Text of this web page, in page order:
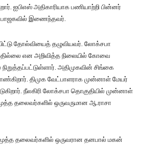
ஐபிஎஸ் அதிகாரியாக பணியாற்றி பின்னர்
பாஜகவில் இணைந்தவர்.
தோல்வியைத் தழுவியவர். லோக்சபா
என அறிவித்த நிலையில் கோவை
அதிமுகவின் சிங்கை
திமுக வேட்பாளராக முன்னாள் மேயர்
நீலகிரி லோக்சபா தொகுதியில் முன்னாள்
தலைவர்களில் ஒருவருமான ஆ.ராசா
மூத்த தலைவர்களில் ஒருவரான தனபால் மகன்